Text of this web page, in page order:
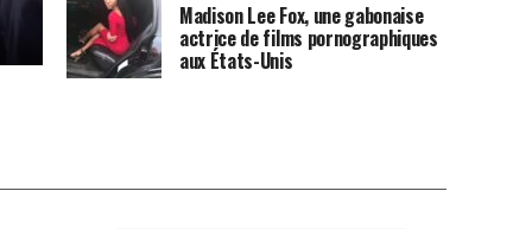
Madison Lee Fox, une gabonaise
actrice de films pornographiques
aux États-Unis